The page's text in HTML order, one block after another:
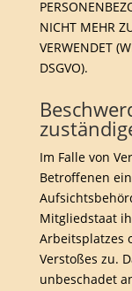
NICHT MEHR
VERWENDET
DSGVO).
Im Falle von
Betroffenen
Mitgliedstaat
Arbeitsplatzes
Verstoßes zu.
unbeschadet